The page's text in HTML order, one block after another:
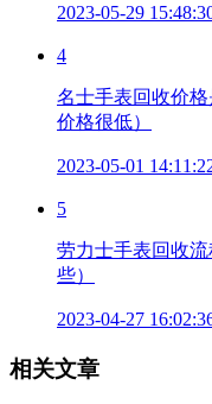
2023-05-29
4
名士手表回收价
价格很低）
2023-05-01
5
劳力士手表回收
些）
2023-04-27
相关文章